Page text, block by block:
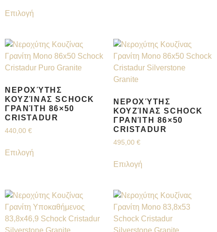
Επιλογή
ΝΕΡΟΧΎΤΗΣ
ΚΟΥΖΊΝΑΣ SCHOCK
ΓΡΑΝΊΤΗ 86×50
CRISTADUR
440,00 €
Επιλογή
ΝΕΡΟΧΎΤΗΣ
ΚΟΥΖΊΝΑΣ SCHOCK
ΓΡΑΝΊΤΗ 86×50
CRISTADUR
495,00 €
Επιλογή